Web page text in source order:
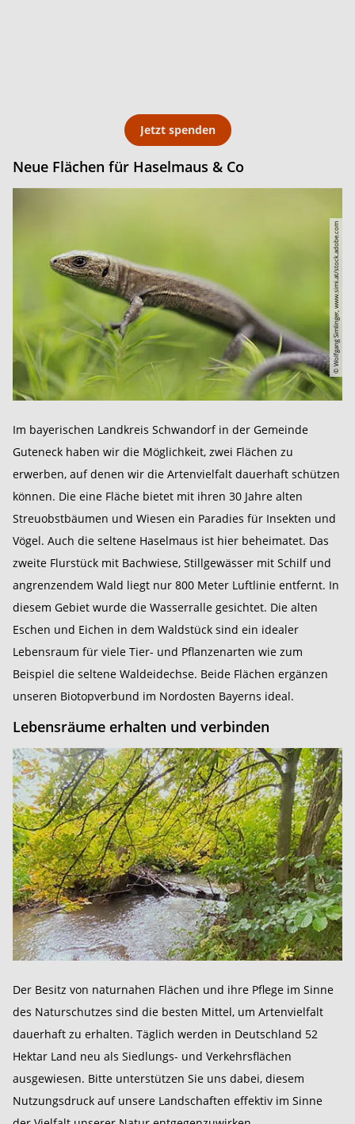
Jetzt spenden
Neue Flächen für Haselmaus & Co
© Wolfgang Simlinger, www.simi.at/stock.adobe.com
Im bayerischen Landkreis Schwandorf in der Gemeinde
Guteneck haben wir die Möglichkeit, zwei Flächen zu
erwerben, auf denen wir die Artenvielfalt dauerhaft schützen
können. Die eine Fläche bietet mit ihren 30 Jahre alten
Streuobstbäumen und Wiesen ein Paradies für Insekten und
Vögel. Auch die seltene Haselmaus ist hier beheimatet. Das
zweite Flurstück mit Bachwiese, Stillgewässer mit Schilf und
angrenzendem Wald liegt nur 800 Meter Luftlinie entfernt. In
diesem Gebiet wurde die Wasserralle gesichtet. Die alten
Eschen und Eichen in dem Waldstück sind ein idealer
Lebensraum für viele Tier- und Pflanzenarten wie zum
Beispiel die seltene Waldeidechse. Beide Flächen ergänzen
unseren Biotopverbund im Nordosten Bayerns ideal.
Lebensräume erhalten und verbinden
Der Besitz von naturnahen Flächen und ihre Pflege im Sinne
des Naturschutzes sind die besten Mittel, um Artenvielfalt
dauerhaft zu erhalten. Täglich werden in Deutschland 52
Hektar Land neu als Siedlungs- und Verkehrsflächen
ausgewiesen. Bitte unterstützen Sie uns dabei, diesem
Nutzungsdruck auf unsere Landschaften effektiv im Sinne